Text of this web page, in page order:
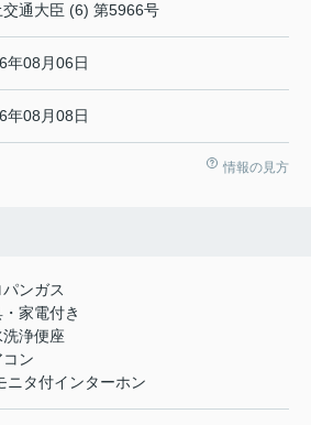
交通大臣 (6) 第5966号
年08月06日
年08月08日
情報の見方
パンガス
家電付き
浄便座
コン
ニタ付インターホン